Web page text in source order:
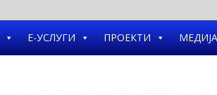
Е-УСЛУГИ ПРОЕКТИ